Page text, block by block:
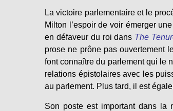
La victoire parlementaire et le
Milton l’espoir de voir émerger
en défaveur du roi dans The
prose ne prône pas ouvertement
font connaître du parlement qui le
relations épistolaires avec les
au parlement. Plus tard, il est
Son poste est important dans la